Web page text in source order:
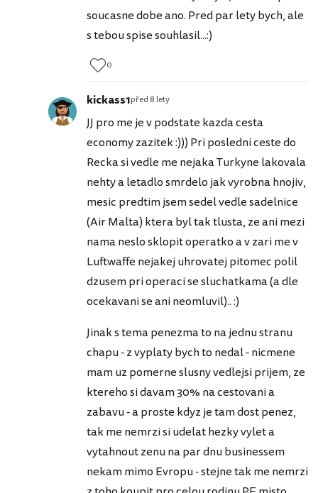
soucasne dobe ano. Pred par lety bych, ale
s tebou spise souhlasil...:)
0
kickass1před 8 lety
JJ pro me je v podstate kazda cesta
economy zazitek :))) Pri posledni ceste do
Recka si vedle me nejaka Turkyne lakovala
nehty a letadlo smrdelo jak vyrobna hnojiv,
mesic predtim jsem sedel vedle sadelnice
(Air Malta) ktera byl tak tlusta, ze ani mezi
nama neslo sklopit operatko a v zari me v
Luftwaffe nejakej uhrovatej pitomec polil
dzusem pri operaci se sluchatkama (a dle
ocekavani se ani neomluvil).. :)
Jinak s tema penezma to na jednu stranu
chapu - z vyplaty bych to nedal - nicmene
mam uz pomerne slusny vedlejsi prijem, ze
ktereho si davam 30% na cestovani a
zabavu - a proste kdyz je tam dost penez,
tak me nemrzi si udelat hezky vylet a
vytahnout zenu na par dnu businessem
nekam mimo Evropu - stejne tak me nemrzi